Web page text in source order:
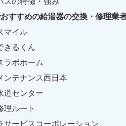
すすめの給湯器の交換・修理業
マイル
きるくん
ラボホーム
ンテナンス西日本
道センター
理ルート
サービスコーポレーション